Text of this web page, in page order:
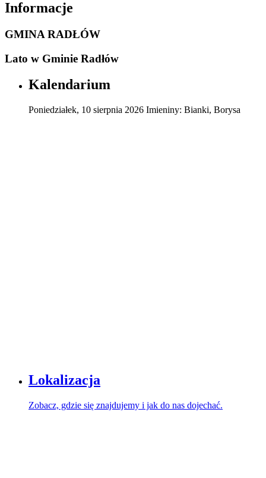
Informacje
GMINA RADŁÓW
Lato w Gminie Radłów
Kalendarium
Poniedziałek, 10 sierpnia 2026 Imieniny: Bianki, Borysa
Lokalizacja
Zobacz, gdzie się znajdujemy i jak do nas dojechać.